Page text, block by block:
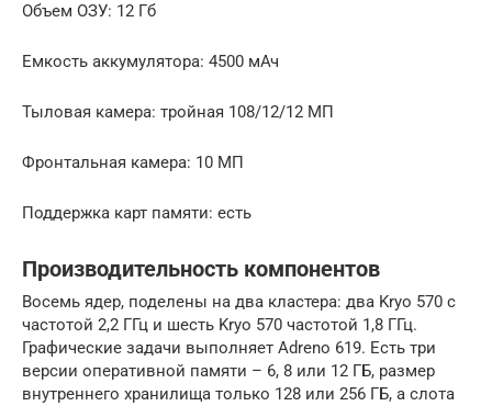
Объем ОЗУ: 12 Гб
Емкость аккумулятора: 4500 мАч
Тыловая камера: тройная 108/12/12 МП
Фронтальная камера: 10 МП
Поддержка карт памяти: есть
Производительность компонентов
Восемь ядер, поделены на два кластера: два Kryo 570 с
частотой 2,2 ГГц и шесть Kryo 570 частотой 1,8 ГГц.
Графические задачи выполняет Adreno 619. Есть три
версии оперативной памяти – 6, 8 или 12 ГБ, размер
внутреннего хранилища только 128 или 256 ГБ, а слота